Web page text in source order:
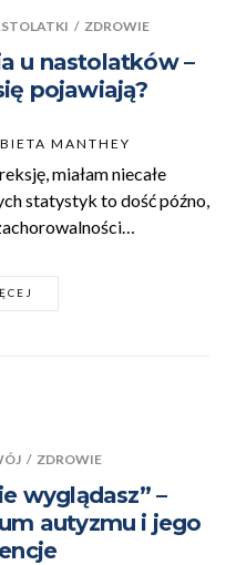
/ ZDROWIE
u nastolatków –
pojawiają?
MANTHEY
miałam niecałe
statystyk to dość późno,
/ ZDROWIE
wyglądasz” –
autyzmu i jego